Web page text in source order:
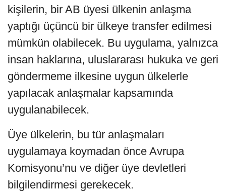
kişilerin, bir AB üyesi ülkenin anlaşma
yaptığı üçüncü bir ülkeye transfer edilmesi
mümkün olabilecek. Bu uygulama, yalnızca
insan haklarına, uluslararası hukuka ve geri
göndermeme ilkesine uygun ülkelerle
yapılacak anlaşmalar kapsamında
uygulanabilecek.
Üye ülkelerin, bu tür anlaşmaları
uygulamaya koymadan önce Avrupa
Komisyonu’nu ve diğer üye devletleri
bilgilendirmesi gerekecek.